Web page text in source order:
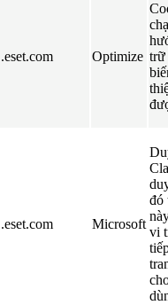
.eset.com Optimize trữ
.eset.com Microsoft
đó
vi